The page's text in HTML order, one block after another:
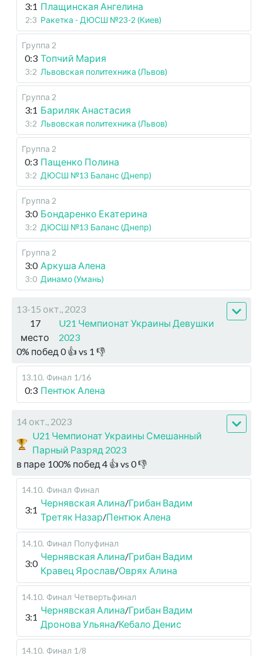
3:1 Плащинская Ангелина
2:3 Ракетка - ДЮСШ №23-2 (Киев)
Группа 2
0:3 Топчий Мария
3:2 Львовская политехника (Львов)
Группа 2
3:1 Бариляк Анастасия
3:2 Львовская политехника (Львов)
Группа 2
0:3 Пащенко Полина
3:2 ДЮСШ №13 Баланс (Днепр)
Группа 2
3:0 Бондаренко Екатерина
3:2 ДЮСШ №13 Баланс (Днепр)
Группа 2
3:0 Аркуша Алена
3:0 Динамо (Умань)
13-15 окт., 2023
17
место
U21 Чемпионат Украины Девушки
2023
0% побед 0👍 vs 1 👎
13.10. Финал 1/16
0:3 Пентюк Алена
14 окт., 2023
U21 Чемпионат Украины Смешанный
Парный Разряд 2023
в паре 100% побед 4 👍 vs 0👎
14.10. Финал Финал
3:1
Чернявская Алина/Грибан Вадим
Третяк Назар/Пентюк Алена
14.10. Финал Полуфинал
3:0
Чернявская Алина/Грибан Вадим
Кравец Ярослав/Оврях Алина
14.10. Финал Четвертьфинал
3:1
Чернявская Алина/Грибан Вадим
Дронова Ульяна/Кебало Денис
14.10. Финал 1/8